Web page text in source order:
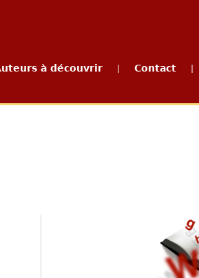
à découvrir Contact